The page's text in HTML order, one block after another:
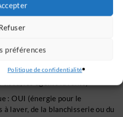
préférences
Politique de confidentialité
avec du tissu
(traitement des eaux usées pour
: OUI (l’eau pour nettoyer les
les agents lavants)
: OUI (énergie pour le
laver, de la blanchisserie ou du